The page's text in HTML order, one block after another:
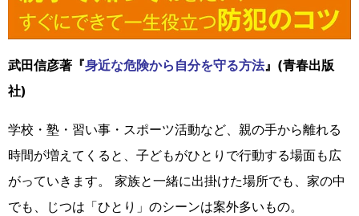
武田信彦著『身近な危険から自分を守る方法』(青春出版
社)
学校・塾・習い事・スポーツ活動など、親の手から離れる
時間が増えてくると、子どもがひとりで行動する場面も広
がっていきます。 家族と一緒に出掛けた場所でも、家の中
でも、じつは「ひとり」のシーンは案外多いもの。